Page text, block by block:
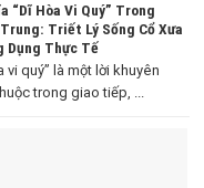
“Dĩ Hòa Vi Quý” Trong
Triết Lý Sống Cổ Xưa
Dụng Thực Tế
vi quý” là một lời khuyên
trong giao tiếp, ...